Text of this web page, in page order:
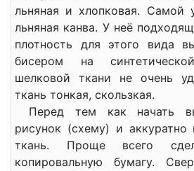
льняная и хлопковая. Самой
льняная канва. У неё
плотность для этого вида
бисером на
шелковой ткани не очень
ткань тонкая, скользкая.
Перед тем как начать
рисунок (схему) и аккуратно
ткань. Проще всего
копировальную бумагу.